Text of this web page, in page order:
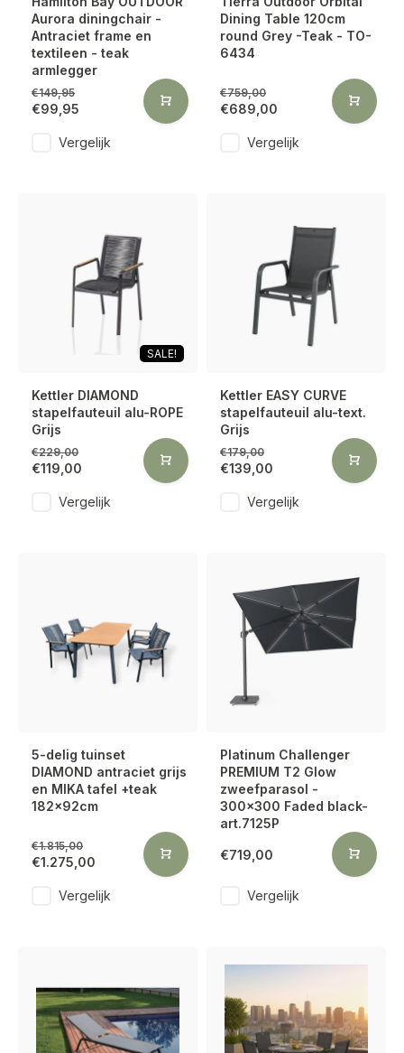
Aurora diningchair -
Antraciet frame en
textileen - teak
armlegger
€149,95
€99,95
Vergelijk
Dining Table 120cm
round Grey -Teak - TO-
6434
€759,00
€689,00
Vergelijk
SALE!
Kettler DIAMOND
stapelfauteuil alu-ROPE
Grijs
€229,00
€119,00
Vergelijk
Kettler EASY CURVE
stapelfauteuil alu-text.
Grijs
€179,00
€139,00
Vergelijk
5-delig tuinset
DIAMOND antraciet grijs
en MIKA tafel +teak
182x92cm
€1.815,00
€1.275,00
Vergelijk
Platinum Challenger
PREMIUM T2 Glow
zweefparasol -
300x300 Faded black-
art.7125P
€719,00
Vergelijk